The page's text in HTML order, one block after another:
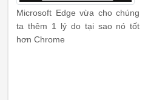
Microsoft Edge vừa cho chúng
ta thêm 1 lý do tại sao nó tốt
hơn Chrome